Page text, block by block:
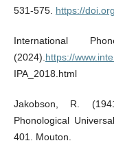
531-575. https://
International
(2024). https://
IPA_2018.html
Jakobson, R.
Phonological
401. Mouton.